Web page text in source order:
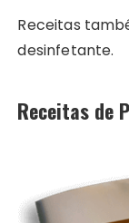
Receitas
desinfetante.
Receitas de